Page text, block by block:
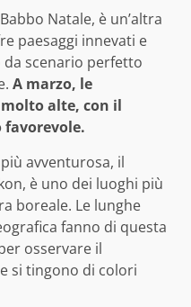
Natale, è un’altra
paesaggi innevati e
scenario perfetto
A marzo, le
alte, con il
avventurosa, il
è uno dei luoghi più
boreale. Le lunghe
fanno di questa
osservare il
si tingono di colori